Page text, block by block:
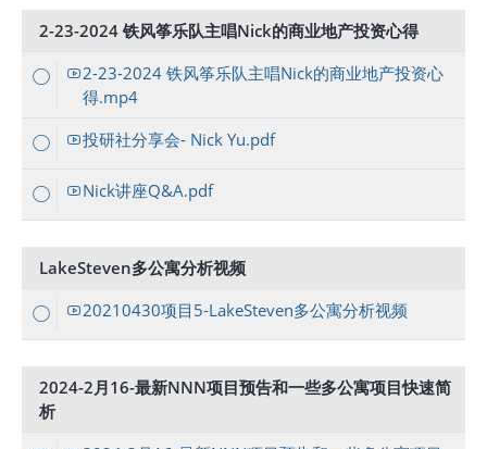
2-23-2024 铁风筝乐队主唱Nick的商业地产投资心得
2-23-2024 铁风筝乐队主唱Nick的商业地产投资心
得.mp4
投研社分享会- Nick Yu.pdf
Nick讲座Q&A.pdf
LakeSteven多公寓分析视频
20210430项目5-LakeSteven多公寓分析视频
2024-2月16-最新NNN项目预告和一些多公寓项目快速简
析